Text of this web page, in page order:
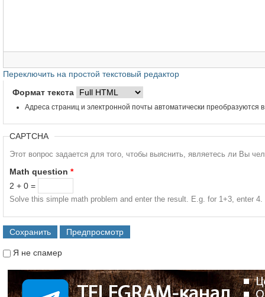
Переключить на простой текстовый редактор
Формат текста
Адреса страниц и электронной почты автоматически преобразуются
CAPTCHA
Этот вопрос задается для того, чтобы выяснить, являетесь ли Вы
Math question *
2 + 0 =
Solve this simple math problem and enter the result. E.g. for 1+3, enter 4.
Я не спамер